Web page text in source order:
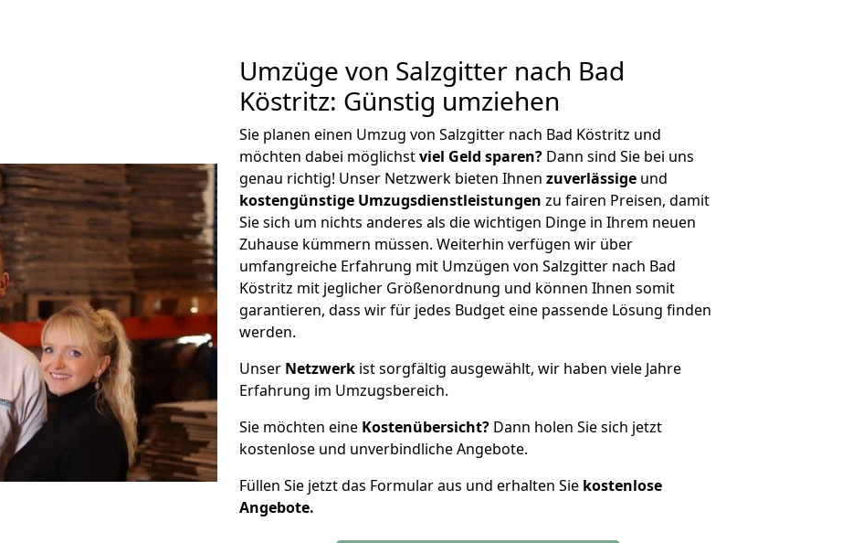
Umzüge von Salzgitter nach Bad
Köstritz: Günstig umziehen
Sie planen einen Umzug von Salzgitter nach Bad Köstritz und
möchten dabei möglichstviel Geld sparen? Dann sind Sie bei uns
genau richtig! Unser Netzwerk bieten Ihnen zuverlässige und
kostengünstige Umzugsdienstleistungen zu fairen Preisen, damit
Sie sich um nichts anderes als die wichtigen Dinge in Ihrem neuen
Zuhause kümmern müssen. Weiterhin verfügen wir über
umfangreiche Erfahrung mit Umzügen von Salzgitter nach Bad
Köstritz mit jeglicher Größenordnung und können Ihnen somit
garantieren, dass wir für jedes Budget eine passende Lösung finden
werden.
Unser Netzwerk ist sorgfältig ausgewählt, wir haben viele Jahre
Erfahrung im Umzugsbereich.
Sie möchten eine Kostenübersicht? Dann holen Sie sich jetzt
kostenlose und unverbindliche Angebote.
Füllen Sie jetzt das Formular aus und erhalten Sie kostenlose
Angebote.